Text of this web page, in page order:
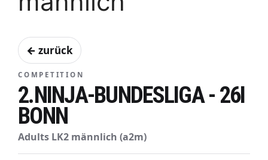
← zurück
COMPETITION
2.NINJA-BUNDESLIGA - 26I
BONN
Adults LK2 männlich (a2m)